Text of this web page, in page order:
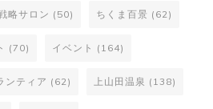
略サロン (50) ちくま百景 (62)
(70) イベント (164)
ンティア (62) 上山田温泉 (138)